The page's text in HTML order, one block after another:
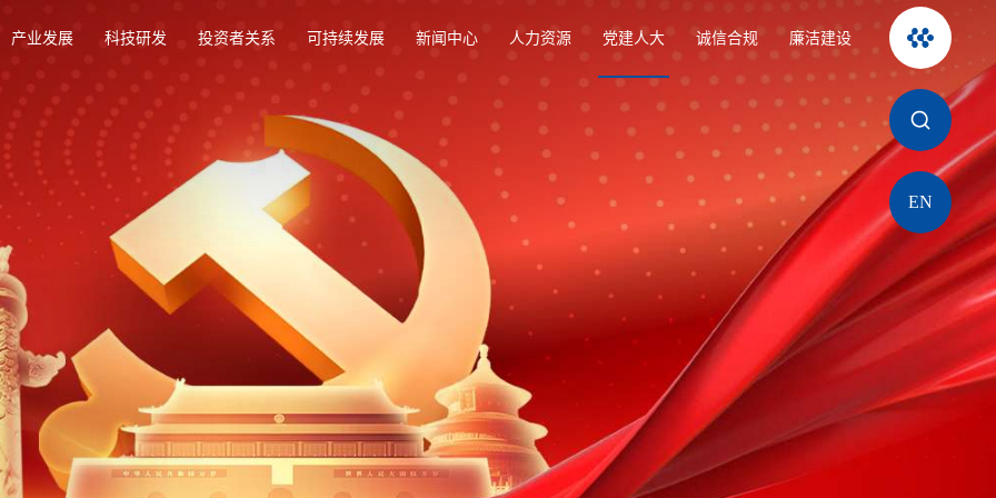
产业发展 科技研发 投资者关系 可持续发展 新闻中心 人力资源 党建人大 诚信合规 廉洁建设
EN